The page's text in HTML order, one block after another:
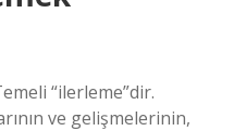
“ilerleme”dir.
ve gelişmelerinin,